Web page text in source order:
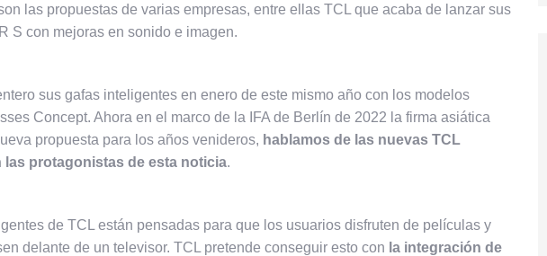
las propuestas de varias empresas, entre ellas TCL que acaba de lanzar sus
S con mejoras en sonido e imagen.
sus gafas inteligentes en enero de este mismo año con los modelos
Concept. Ahora en el marco de la IFA de Berlín de 2022 la firma asiática
propuesta para los años venideros, hablamos de las nuevas TCL
las protagonistas de esta noticia.
de TCL están pensadas para que los usuarios disfruten de películas y
delante de un televisor. TCL pretende conseguir esto con la integración de